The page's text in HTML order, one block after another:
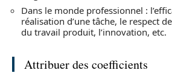
Dans le monde professionnel :
réalisation d’une tâche, le respect
du travail produit, l’innovation, etc.
Attribuer des coefficients